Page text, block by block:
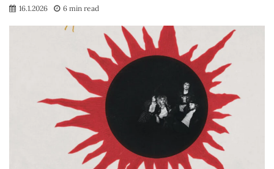
16.1.2026 6 min read